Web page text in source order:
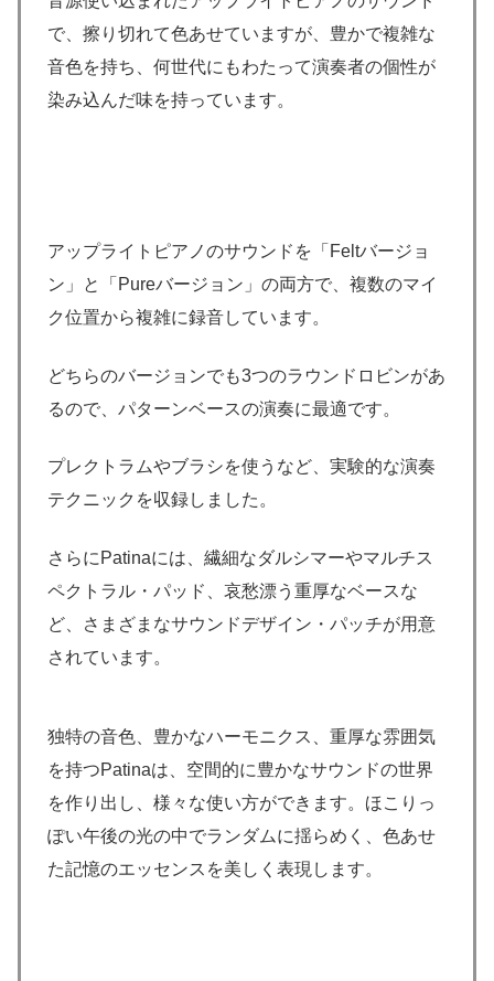
で、擦り切れて色あせていますが、豊かで複雑な
音色を持ち、何世代にもわたって演奏者の個性が
染み込んだ味を持っています。
アップライトピアノのサウンドを「Feltバージョ
ン」と「Pureバージョン」の両方で、複数のマイ
ク位置から複雑に録音しています。
どちらのバージョンでも3つのラウンドロビンがあ
るので、パターンベースの演奏に最適です。
プレクトラムやブラシを使うなど、実験的な演奏
テクニックを収録しました。
さらにPatinaには、繊細なダルシマーやマルチス
ペクトラル・パッド、哀愁漂う重厚なベースな
ど、さまざまなサウンドデザイン・パッチが用意
されています。
独特の音色、豊かなハーモニクス、重厚な雰囲気
を持つPatinaは、空間的に豊かなサウンドの世界
を作り出し、様々な使い方ができます。ほこりっ
ぽい午後の光の中でランダムに揺らめく、色あせ
た記憶のエッセンスを美しく表現します。